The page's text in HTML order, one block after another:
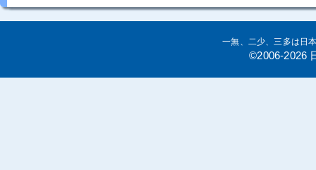
一無、二少、三多は日
©2006-2026